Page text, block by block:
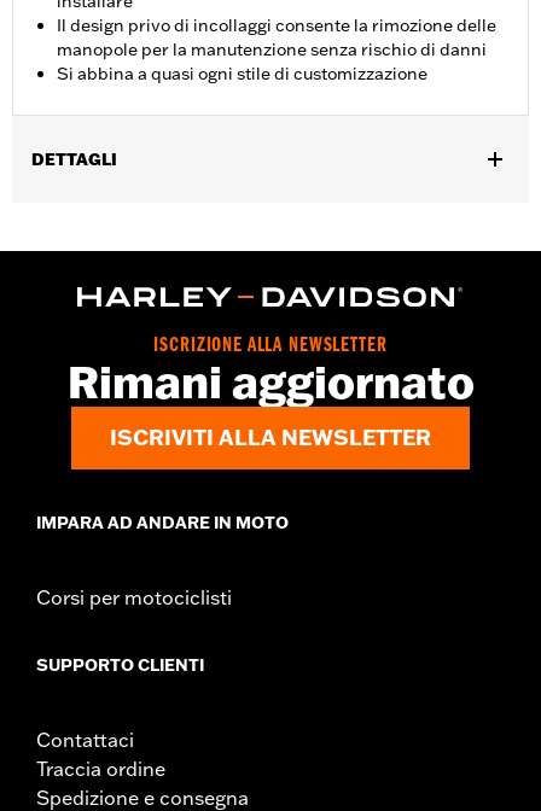
Il design privo di incollaggi consente la rimozione delle
manopole per la manutenzione senza rischio di danni
Si abbina a quasi ogni stile di customizzazione
DETTAGLI
Touring 1996-2007.
Istruzioni di installazione
Defiance
Diametro:1.5
UDM diametro materiale:Pollici
Venduti singolarmente:Coppia
d.com/warrantyfor full details
ISCRIZIONE ALLA NEWSLETTER
Rimani aggiornato
ISCRIVITI ALLA NEWSLETTER
IMPARA AD ANDARE IN MOTO
Corsi per motociclisti
SUPPORTO CLIENTI
Contattaci
Traccia ordine
Spedizione e consegna